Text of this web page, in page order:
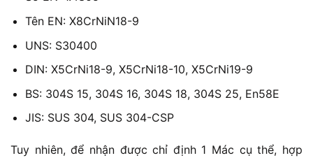
Tên EN: X8CrNiN18-9
UNS: S30400
DIN: X5CrNi18-9, X5CrNi18-10, X5CrNi19-9
BS: 304S 15, 304S 16, 304S 18, 304S 25, En58E
JIS: SUS 304, SUS 304-CSP
Tuy nhiên, để nhận được chỉ định 1 Mác cụ thể, hợp